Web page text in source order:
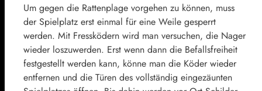
Um gegen die Rattenplage vorgehen zu können, muss
der Spielplatz erst einmal für eine Weile gesperrt
werden. Mit Fressködern wird man versuchen, die Nager
wieder loszuwerden. Erst wenn dann die Befallsfreiheit
festgestellt werden kann, könne man die Köder wieder
entfernen und die Türen des vollständig eingezäunten